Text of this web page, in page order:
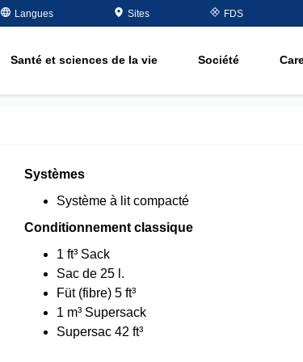
Langues Sites FDS
Santé et sciences de la vie Société
des métaux
organiques
Table
Systèmes
Système à lit compacté
Conditionnement classique
1 ft³ Sack
Sac de 25 l.
Füt (fibre) 5 ft³
1 m³ Supersack
Supersac 42 ft³